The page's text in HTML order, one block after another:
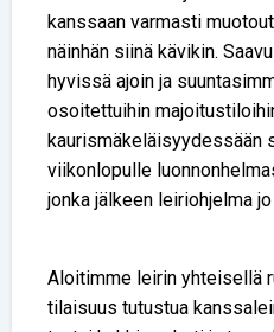
kanssaan varmasti
näinhän siinä kävikin.
hyvissä ajoin ja
osoitettuihin
kaurismäkeläisyydessään
viikonlopulle
jonka jälkeen leiriohjelma
Aloitimme leirin yhteisellä
tilaisuus tutustua